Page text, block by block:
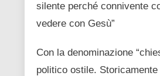
silente perché connivente
vedere con Gesù”
Con la denominazione
politico ostile.